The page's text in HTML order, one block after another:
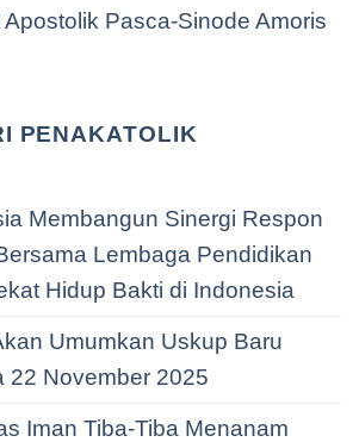
Pasca-Sinode Amoris
PENAKATOLIK
Membangun Sinergi Respon
Lembaga Pendidikan
Hidup Bakti di Indonesia
Umumkan Uskup Baru
22 November 2025
Iman Tiba-Tiba Menanam